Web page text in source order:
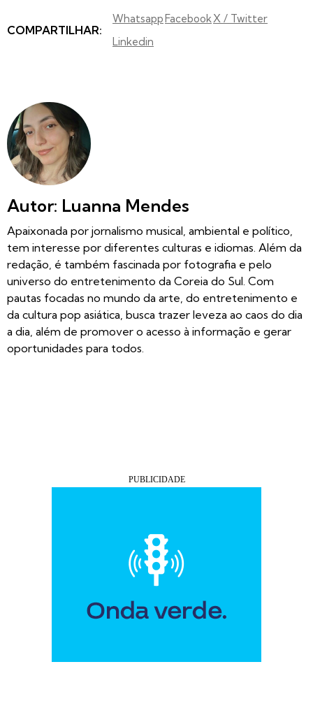
COMPARTILHAR:
Whatsapp FacebookX / Twitter
Linkedin
Autor: Luanna Mendes
Apaixonada por jornalismo musical, ambiental e político,
tem interesse por diferentes culturas e idiomas. Além da
redação, é também fascinada por fotografia e pelo
universo do entretenimento da Coreia do Sul. Com
pautas focadas no mundo da arte, do entretenimento e
da cultura pop asiática, busca trazer leveza ao caos do dia
a dia, além de promover o acesso à informação e gerar
oportunidades para todos.